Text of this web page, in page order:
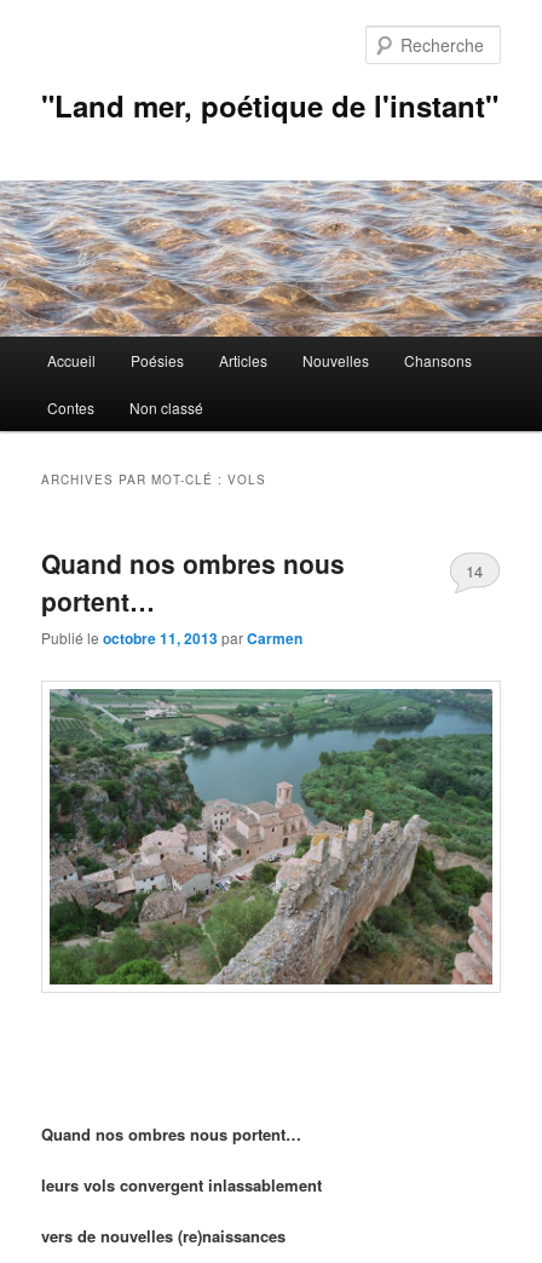
"Land mer, poétique de l'instant"
principal
Accueil Poésies Articles Nouvelles Chansons
Contes Non classé
ARCHIVES PAR MOT-CLÉ :VOLS
Quand nos ombres nous
portent…
Publié leoctobre 11, 2013parCarmen
14
Quand nos ombres nous portent…
leurs vols convergent inlassablement
vers de nouvelles (re)naissances